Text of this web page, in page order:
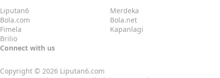
Liputan6
Merdeka
Bola.com
Bola.net
Fimela
Kapanlagi
Brilio
Connect with us
Copyright © 2026 Liputan6.com